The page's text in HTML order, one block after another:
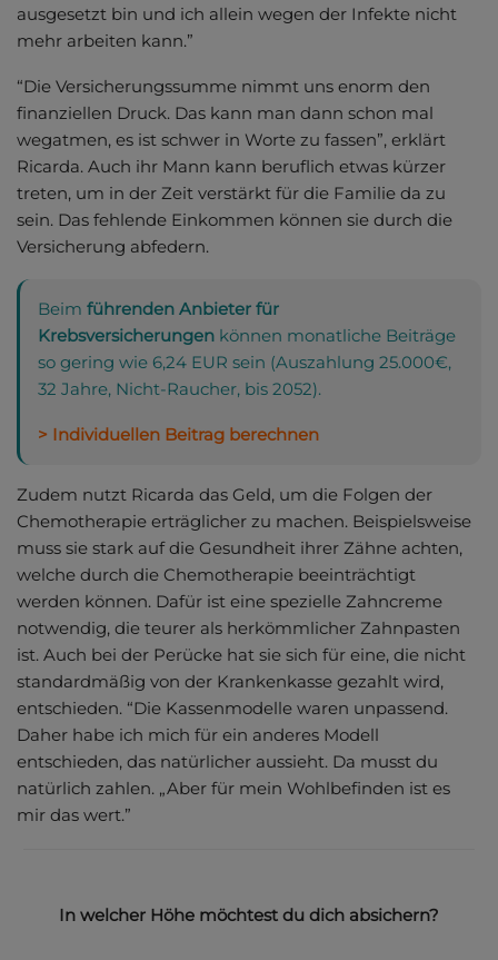
ausgesetzt bin und ich allein wegen der Infekte nicht
mehr arbeiten kann.”
“Die Versicherungssumme nimmt uns enorm den
finanziellen Druck. Das kann man dann schon mal
wegatmen, es ist schwer in Worte zu fassen”, erklärt
Ricarda. Auch ihr Mann kann beruflich etwas kürzer
treten, um in der Zeit verstärkt für die Familie da zu
sein. Das fehlende Einkommen können sie durch die
Versicherung abfedern.
Beim führenden Anbieter für
Krebsversicherungen können monatliche Beiträge
so gering wie 6,24 EUR sein (Auszahlung 25.000€,
32 Jahre, Nicht-Raucher, bis 2052).
> Individuellen Beitrag berechnen
Zudem nutzt Ricarda das Geld, um die Folgen der
Chemotherapie erträglicher zu machen. Beispielsweise
muss sie stark auf die Gesundheit ihrer Zähne achten,
welche durch die Chemotherapie beeinträchtigt
werden können. Dafür ist eine spezielle Zahncreme
notwendig, die teurer als herkömmlicher Zahnpasten
ist. Auch bei der Perücke hat sie sich für eine, die nicht
standardmäßig von der Krankenkasse gezahlt wird,
entschieden. “Die Kassenmodelle waren unpassend.
Daher habe ich mich für ein anderes Modell
entschieden, das natürlicher aussieht. Da musst du
natürlich zahlen. „Aber für mein Wohlbefinden ist es
mir das wert.”
In welcher Höhe möchtest du dich absichern?